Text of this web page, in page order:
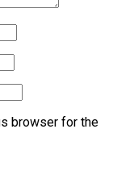
browser for the